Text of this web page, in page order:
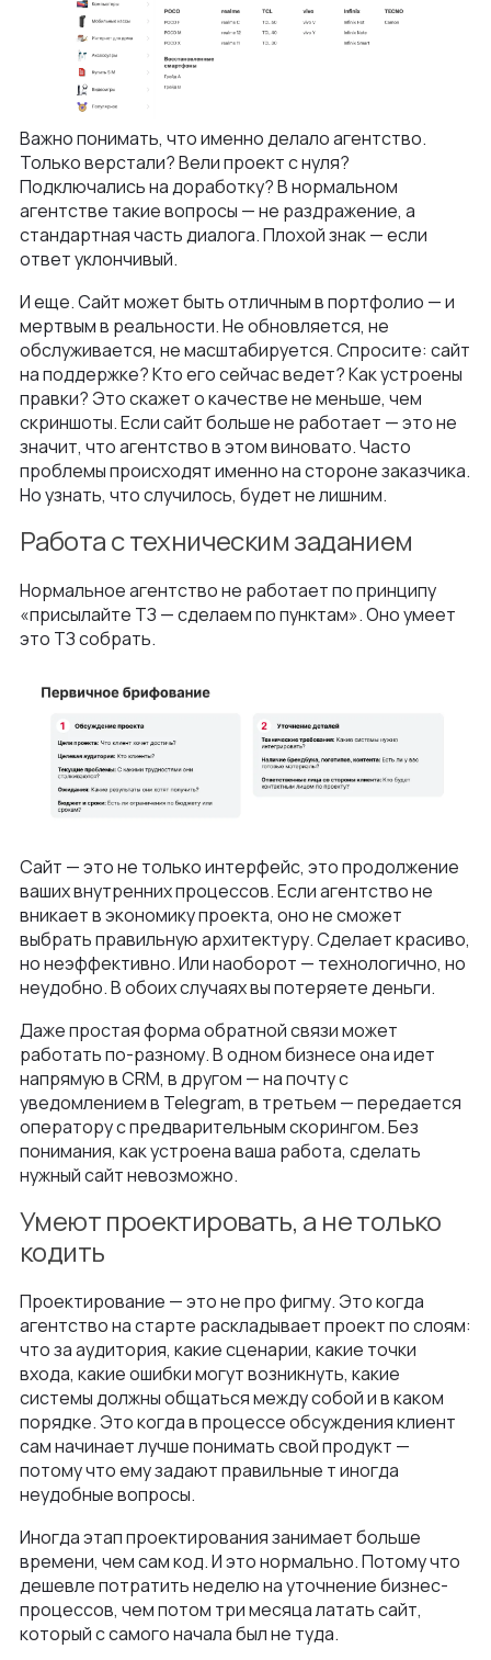
Важно понимать, что именно делало агентство.
Только верстали? Вели проект с нуля?
Подключались на доработку? В нормальном
агентстве такие вопросы — не раздражение, а
стандартная часть диалога. Плохой знак — если
ответ уклончивый.
И еще. Сайт может быть отличным в портфолио — и
мертвым в реальности. Не обновляется, не
обслуживается, не масштабируется. Спросите: сайт
на поддержке? Кто его сейчас ведет? Как устроены
правки? Это скажет о качестве не меньше, чем
скриншоты. Если сайт больше не работает — это не
значит, что агентство в этом виновато. Часто
проблемы происходят именно на стороне заказчика.
Но узнать, что случилось, будет не лишним.
Работа с техническим заданием
Нормальное агентство не работает по принципу
«присылайте ТЗ — сделаем по пунктам». Оно умеет
это ТЗ собрать.
Сайт — это не только интерфейс, это продолжение
ваших внутренних процессов. Если агентство не
вникает в экономику проекта, оно не сможет
выбрать правильную архитектуру. Сделает красиво,
но неэффективно. Или наоборот — технологично, но
неудобно. В обоих случаях вы потеряете деньги.
Даже простая форма обратной связи может
работать по-разному. В одном бизнесе она идет
напрямую в CRM, в другом — на почту с
уведомлением в Telegram, в третьем — передается
оператору с предварительным скорингом. Без
понимания, как устроена ваша работа, сделать
нужный сайт невозможно.
Умеют проектировать, а не только
кодить
Проектирование — это не про фигму. Это когда
агентство на старте раскладывает проект по слоям:
что за аудитория, какие сценарии, какие точки
входа, какие ошибки могут возникнуть, какие
системы должны общаться между собой и в каком
порядке. Это когда в процессе обсуждения клиент
сам начинает лучше понимать свой продукт —
потому что ему задают правильные т иногда
неудобные вопросы.
Иногда этап проектирования занимает больше
времени, чем сам код. И это нормально. Потому что
дешевле потратить неделю на уточнение бизнес-
процессов, чем потом три месяца латать сайт,
который с самого начала был не туда.